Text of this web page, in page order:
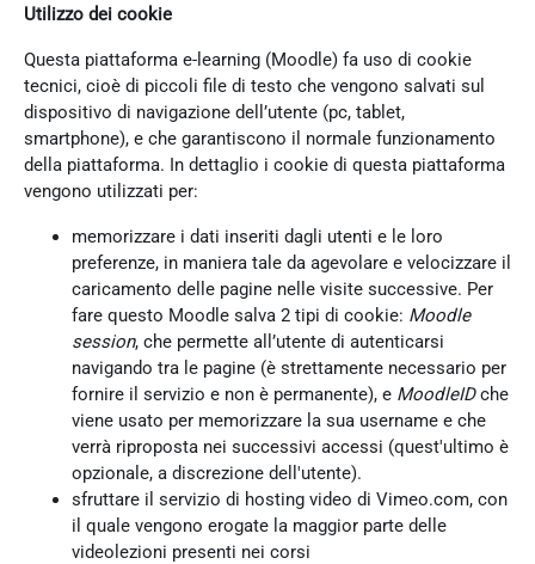
Utilizzo dei cookie
Questa piattaforma e-learning (Moodle) fa uso di cookie
tecnici, cioè di piccoli file di testo che vengono salvati sul
dispositivo di navigazione dell’utente (pc, tablet,
smartphone), e che garantiscono il normale funzionamento
della piattaforma. In dettaglio i cookie di questa piattaforma
vengono utilizzati per:
memorizzare i dati inseriti dagli utenti e le loro
preferenze, in maniera tale da agevolare e velocizzare il
caricamento delle pagine nelle visite successive. Per
fare questo Moodle salva 2 tipi di cookie: Moodle
session, che permette all’utente di autenticarsi
navigando tra le pagine (è strettamente necessario per
fornire il servizio e non è permanente), e MoodleIDche
viene usato per memorizzare la sua username e che
verrà riproposta nei successivi accessi (quest'ultimo è
opzionale, a discrezione dell'utente).
sfruttare il servizio di hosting video di Vimeo.com, con
il quale vengono erogate la maggior parte delle
videolezioni presenti nei corsi